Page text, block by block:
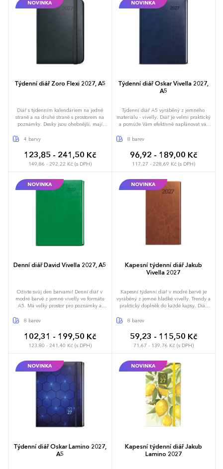
NOVINKA
Týdenní diář Zoro Flexi 2027, A5
Diář s týdenním kalendáriem na jedné
straně a na druhé straně s prostorem na
poznámky. Desky jsou ohebnější, mají
4 barvy
123,85 - 241,50 Kč
149,86 - 292,22 Kč (s DPH)
NOVINKA
Týdenní diář Oskar Vivella 2027,
A5
Týdenní diář A5 vyráběný z jemného
materiálu - vivelly. Diář je velmi praktický
a pomůže Vám efektivně naplánovat váš
8 barev
96,92 - 189,00 Kč
117,27 - 228,69 Kč (s DPH)
NOVINKA
Denní diář David Vivella 2027, A5
Oživte svůj den barvami! Denní diář v
modré barvě z jemné vivelly ve formátu
A5. Má velký prostor pro poznámky a
8 barev
102,31 - 199,50 Kč
123,80 - 241,40 Kč (s DPH)
NOVINKA
Kapesní týdenní diář Jakub
Vivella 2027
Kapesní týdenní diář v modré barvě je
vyráběný z jemné hladké vivelly. Trendy a
praktický doplněk do každé kapsy. Diář
8 barev
59,23 - 115,50 Kč
71,67 - 139,76 Kč (s DPH)
NOVINKA
Týdenní diář Oskar Lamino 2027,
A5
NOVINKA
Kapesní týdenní diář Jakub
Lamino 2027